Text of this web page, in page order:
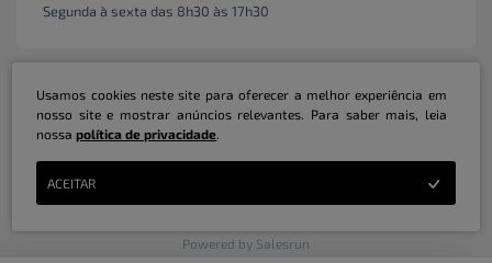
Segunda à sexta das 8h30 às 17h30
Marketplace B2B Serviços Inteligentes Ltda | CNPJ: 31.415.786/0001-31 | ©
Powered by Salesrun
Usamos cookies neste site para oferecer a melhor experiência em
nosso site e mostrar anúncios relevantes. Para saber mais, leia
nossapolítica de privacidade.
ACEITAR